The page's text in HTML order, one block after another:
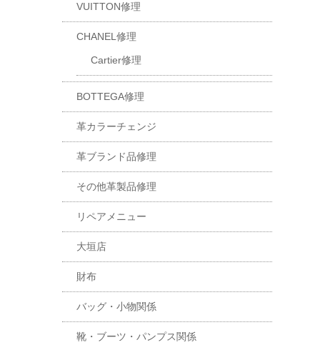
VUITTON修理
CHANEL修理
Cartier修理
BOTTEGA修理
革カラーチェンジ
革ブランド品修理
その他革製品修理
リペアメニュー
大垣店
財布
バッグ・小物関係
靴・ブーツ・パンプス関係